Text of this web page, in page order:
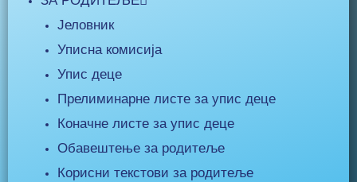
Јеловник
Уписна комисија
Упис деце
Прелиминарне листе за упис деце
Коначне листе за упис деце
Обавештење за родитеље
Корисни текстови за родитеље